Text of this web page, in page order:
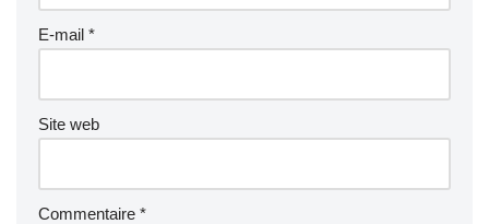
E-mail *
Site web
Commentaire *